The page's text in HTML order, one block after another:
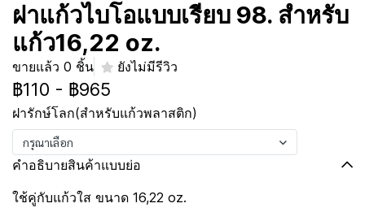
ฝาแก้วไบโอแบบเรียบ 98. สำหรับ
แก้ว16,22 oz.
ขายแล้ว 0 ชิ้น ยังไม่มีรีวิว
฿110 - ฿965
ฝารักษ์โลก(สำหรับแก้วพลาสติก)
กรุณาเลือก
คำอธิบายสินค้าแบบย่อ
ใช้คู่กับแก้วใส ขนาด 16,22 oz.